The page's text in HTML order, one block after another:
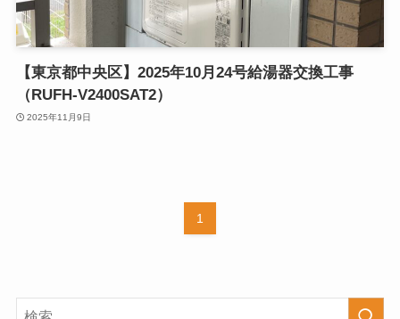
【東京都中央区】2025年10月24号給湯器交換工事
（RUFH-V2400SAT2）
2025年11月9日
1